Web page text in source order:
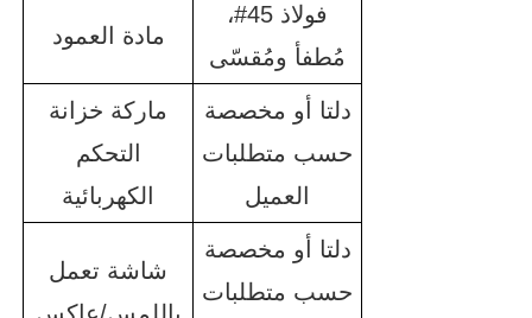
مادة العمود
فولاذ 45#،
مُطفأ ومُقسّى
ماركة خزانة
التحكم
الكهربائية
دلتا أو مخصصة
حسب متطلبات
العميل
شاشة تعمل
دلتا أو مخصصة
حسب متطلبات